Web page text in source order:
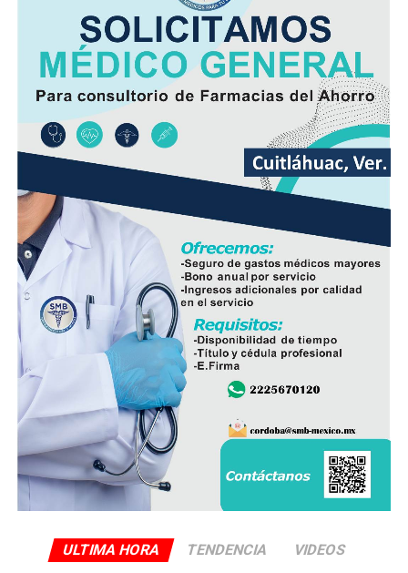
ULTIMA HORA TENDENCIA VIDEOS